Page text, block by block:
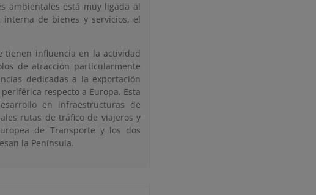
ambientales está muy ligada al
de bienes y servicios, el
tienen influencia en la actividad
de atracción particularmente
dedicadas a la exportación
respecto a Europa. Esta
en infraestructuras de
rutas de tráfico de viajeros y
de Transporte y los dos
la Península.